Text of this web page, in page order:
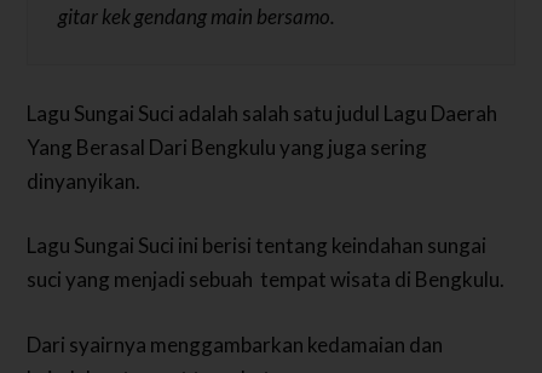
gitar kek gendang main bersamo.
Lagu Sungai Suci adalah salah satu judul Lagu Daerah
Yang Berasal Dari Bengkulu yang juga sering
dinyanyikan.
Lagu Sungai Suci ini berisi tentang keindahan sungai
suci yang menjadi sebuah tempat wisata di Bengkulu.
Dari syairnya menggambarkan kedamaian dan